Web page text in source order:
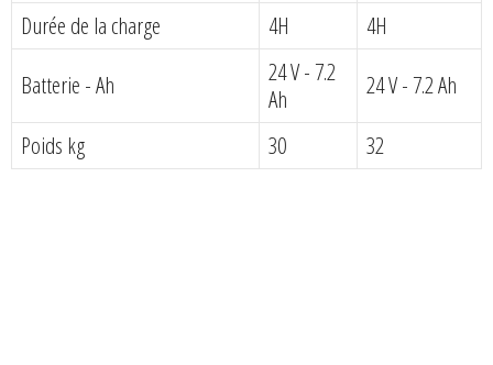
Durée de la charge
4H
4H
Batterie - Ah
24 V - 7.2
Ah
24 V - 7.2 Ah
Poids kg
30 32